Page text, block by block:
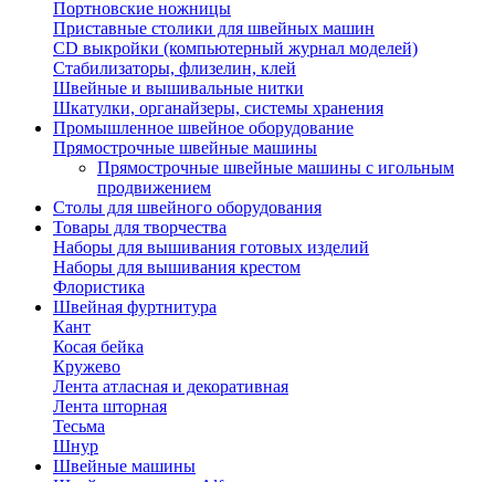
Портновские ножницы
Приставные столики для швейных машин
СD выкройки (компьютерный журнал моделей)
Стабилизаторы, флизелин, клей
Швейные и вышивальные нитки
Шкатулки, органайзеры, системы хранения
Промышленное швейное оборудование
Прямострочные швейные машины
Прямострочные швейные машины с игольным
продвижением
Столы для швейного оборудования
Товары для творчества
Наборы для вышивания готовых изделий
Наборы для вышивания крестом
Флористика
Швейная фуртнитура
Кант
Косая бейка
Кружево
Лента aтласная и декоративная
Лента шторная
Тесьма
Шнур
Швейные машины